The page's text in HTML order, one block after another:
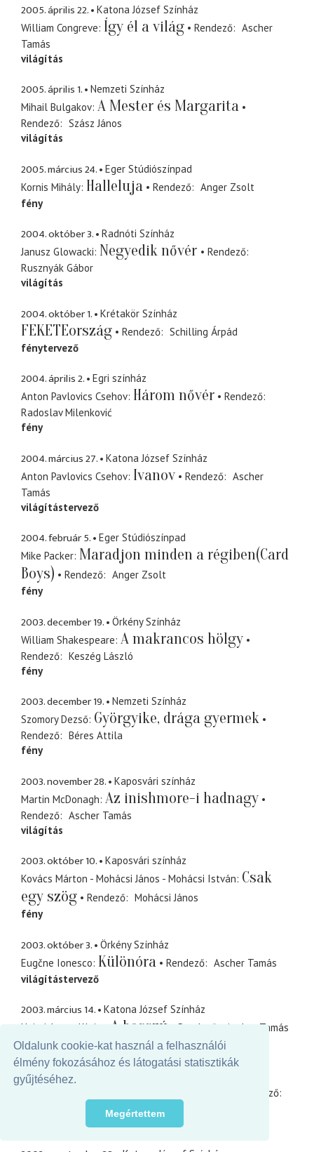
Oldalunk cookie-kat használ a felhasználói
élmény fokozásához és látogatási statisztikák
gyűjtéséhez.
Megértettem
2005. április 22.
Katona József Színház
William Congreve Így él a világ Rendező
Ascher
Tamás
világítás
2005. április 1.
Nemzeti Színház
Mihail Bulgakov A Mester és Margarita
Rendező
Szász János
világítás
2005. március 24.
Eger Stúdiószínpad
Kornis Mihály Halleluja Rendező
Anger Zsolt
fény
2004. október 3.
Radnóti Színház
Janusz Glowacki Negyedik nővér
Rendező
Rusznyák Gábor
világítás
2004. október 1. Krétakör Színház
FEKETEország Rendező
Schilling Árpád
fénytervező
2004. április 2.
Egri színház
Anton Pavlovics Csehov Három nővér
Rendező
Radoslav Milenković
fény
2004. március 27.
Katona József Színház
Anton Pavlovics Csehov Ivanov Rendező
Ascher
Tamás
világítástervező
2004. február 5.
Eger Stúdiószínpad
Mike Packer Maradjon minden a régiben(Card
Boys)
Rendező
Anger Zsolt
fény
2003. december 19.
Örkény Színház
William Shakespeare A makrancos hölgy
Rendező
Keszég László
fény
2003. december 19.
Nemzeti Színház
Szomory Dezső Györgyike, drága gyermek
Rendező
Béres Attila
fény
2003. november 28.
Kaposvári színház
Martin McDonagh Az inishmore-i hadnagy
Rendező
Ascher Tamás
világítás
2003. október 10.
Kaposvári színház
Kovács Márton - Mohácsi János - Mohácsi István Csak
egy szög
Rendező
Mohácsi János
fény
2003. október 3.
Örkény Színház
Eugčne Ionesco Különóra Rendező
Ascher Tamás
világítástervező
2003. március 14.
Katona József Színház
Heinrich von Kleist
A bosszú Rendező
Ascher Tamás
világítás
2003. január 11.
Rendező